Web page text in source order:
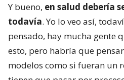
Y bueno, en salud debería
todavía. Yo lo veo así,
pensado, hay mucha gente
esto, pero habría que
modelos como si fueran un